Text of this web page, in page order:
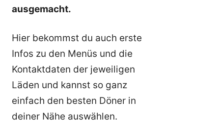
ausgemacht.
Hier bekommst du auch erste
Infos zu den Menüs und die
Kontaktdaten der jeweiligen
Läden und kannst so ganz
einfach den besten Döner in
deiner Nähe auswählen.